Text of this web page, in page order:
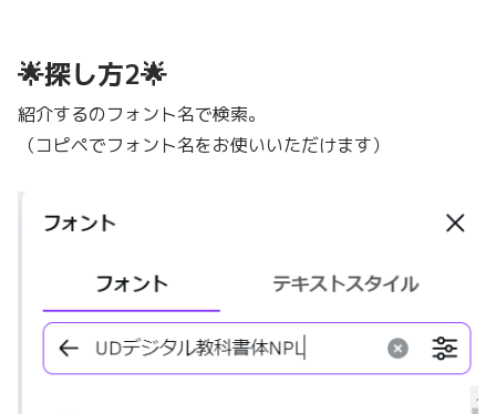
🌟探し方2🌟
紹介するのフォント名で検索。
（コピペでフォント名をお使いいただけます）